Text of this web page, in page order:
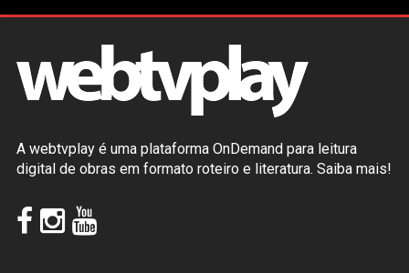
A webtvplay é uma plataforma OnDemand para leitura
digital de obras em formato roteiro e literatura. Saiba mais!